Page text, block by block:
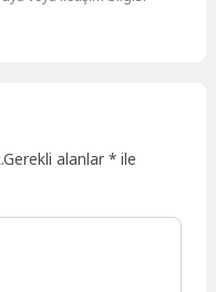
Gerekli alanlar* ile